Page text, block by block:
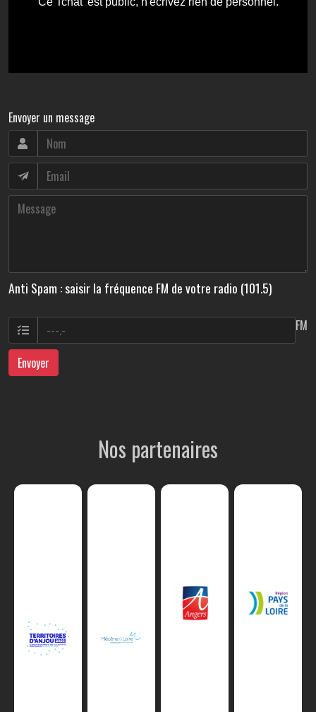
Envoyer un message
Anti Spam : saisir la fréquence FM de votre radio (101.5)
FM
Envoyer
Nos partenaires